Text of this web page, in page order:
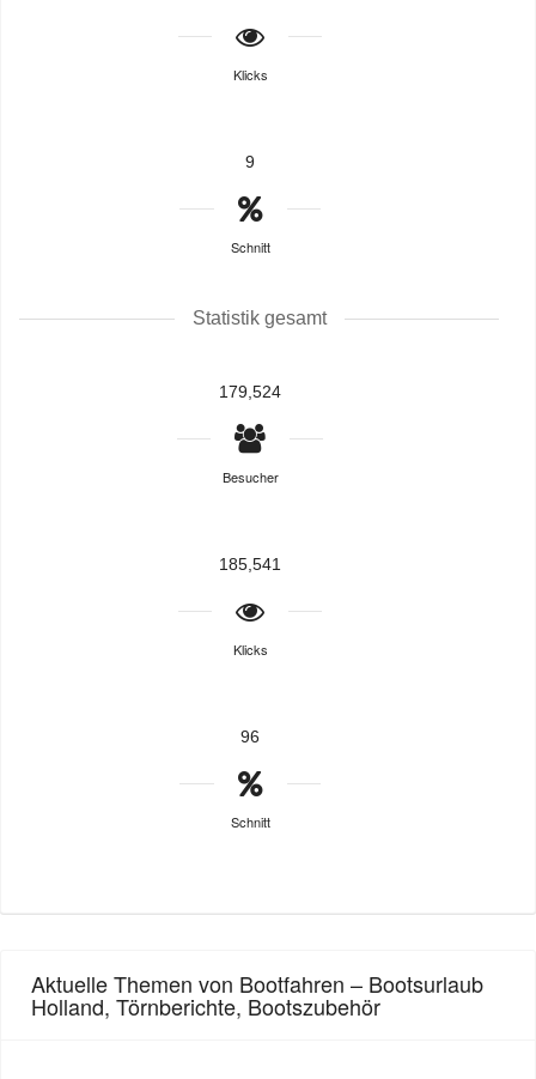
Klicks
9
Schnitt
Statistik gesamt
179,524
Besucher
185,541
Klicks
96
Schnitt
Aktuelle Themen von Bootfahren – Bootsurlaub
Holland, Törnberichte, Bootszubehör